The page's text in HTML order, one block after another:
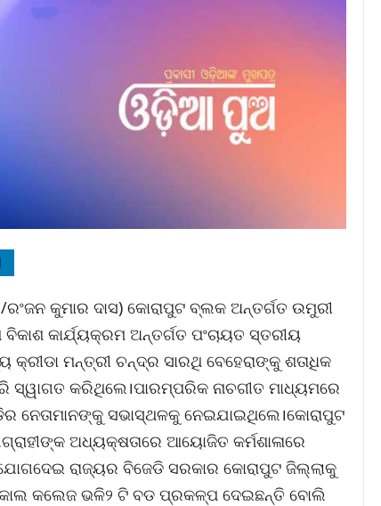
କୁମାର ଦାସ) କୋରାପୁଟ ବ୍ଲକ ଅନ୍ତର୍ଗତ ଉମୁରୀ
କାର୍ଯ୍ୟକ୍ରମ ଅନ୍ତର୍ଗତ ପଂଚାୟତ ସ୍ତରୀୟ
କ୍ରୀଡା ମନ୍ତ୍ରୀ ଚନ୍ଦ୍ର ସାରଥି ବେହେରାଙ୍କୁ ଶତାଧିକ
ସ୍ୱାଗତ କରିଥିଲେ।ପାରମ୍ପରିକ ନାଚଗୀତ ମାଧ୍ୟମରେ
ନେତାମାନଙ୍କୁ ସଭାସ୍ଥଳକୁ ନେଇଯାଇଥିଲେ।କୋରାପୁଟ
ଅଧ୍ୟକ୍ଷତାରେ ଆୟୋଜିତ କର୍ମଶାଳାରେ
ରାଜ୍ୟର ବିଜେଡି ସରକାର କୋରାପୁଟ ଜିଲ୍ଲାକୁ
କଲେଜ ଭଳି୨ ଟି ବଡ ପ୍ରକଳ୍ପ ଦେଇଛନ୍ତି ବୋଲି